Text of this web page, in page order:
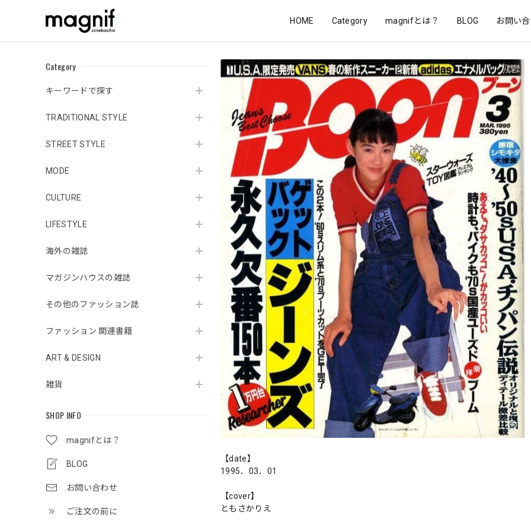
HOME Category magnifとは？ BLOG お問い
Category
キーワードで探す
TRADITIONAL STYLE
STREET STYLE
MODE
CULTURE
LIFESTYLE
海外の雑誌
マガジンハウスの雑誌
その他のファッション誌
ファッション 関連書籍
ART & DESIGN
雑貨
SHOP INFO
magnifとは？
BLOG
お問い合わせ
ご注文の前に
【date】
1995．03．01
【cover】
ともさかりえ